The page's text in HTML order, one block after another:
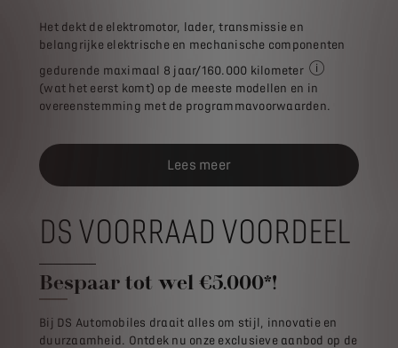
Het dekt de elektromotor, lader, transmissie en
belangrijke elektrische en mechanische componenten
gedurende maximaal 8 jaar/160.000 kilometer
De verstrekte
(wat het eerst komt) op de meeste modellen en in
overeenstemming met de programmavoorwaarden.
Lees meer
DS VOORRAAD VOORDEEL
Bespaar tot wel €5.000*!
Bij DS Automobiles draait alles om stijl, innovatie en
duurzaamheid. Ontdek nu onze exclusieve aanbod op de